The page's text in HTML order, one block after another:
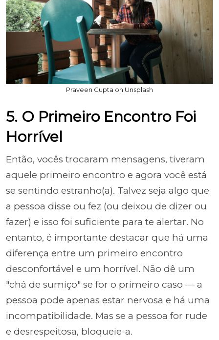
Praveen Gupta on Unsplash
5. O Primeiro Encontro Foi
Horrível
Então, vocês trocaram mensagens, tiveram
aquele primeiro encontro e agora você está
se sentindo estranho(a). Talvez seja algo que
a pessoa disse ou fez (ou deixou de dizer ou
fazer) e isso foi suficiente para te alertar. No
entanto, é importante destacar que há uma
diferença entre um primeiro encontro
desconfortável e um horrível. Não dê um
"chá de sumiço" se for o primeiro caso — a
pessoa pode apenas estar nervosa e há uma
incompatibilidade. Mas se a pessoa for rude
e desrespeitosa, bloqueie-a.